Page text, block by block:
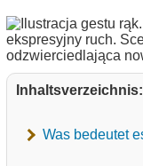
Inhaltsverzeichnis:
Was bedeutet